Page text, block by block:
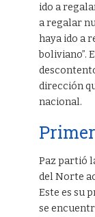
ido a
a regalar
haya ido a
boliviano”.
dirección
nacional.
Paz partió
del Norte
Este es su
se